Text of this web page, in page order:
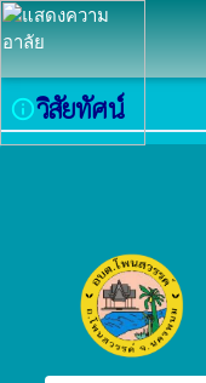
info_outlineวิสัยทัศน์